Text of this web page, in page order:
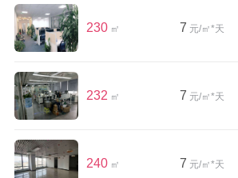
230 ㎡ 7 元/㎡*天
232 ㎡ 7 元/㎡*天
240 ㎡ 7 元/㎡*天